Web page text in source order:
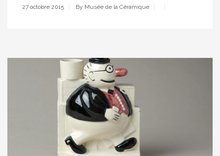
27 octobre 2015 By Musée de la Céramique